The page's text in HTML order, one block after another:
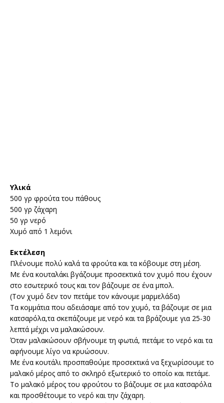
Υλικά
500 γρ φρούτα του πάθους
500 γρ ζάχαρη
50 γρ νερό
Χυμό από 1 λεμόνι
Εκτέλεση
Πλένουμε πολύ καλά τα φρούτα και τα κόβουμε στη μέση.
Με ένα κουταλάκι βγάζουμε προσεκτικά τον χυμό που έχουν
στο εσωτερικό τους και τον βάζουμε σε ένα μπολ.
(Τον χυμό δεν τον πετάμε τον κάνουμε μαρμελάδα)
Τα κομμάτια που αδειάσαμε από τον χυμό, τα βάζουμε σε μια
κατσαρόλα,τα σκεπάζουμε με νερό και τα βράζουμε για 25-30
λεπτά μέχρι να μαλακώσουν.
Όταν μαλακώσουν σβήνουμε τη φωτιά, πετάμε το νερό και τα
αφήνουμε λίγο να κρυώσουν.
Με ένα κουτάλι προσπαθούμε προσεκτικά να ξεχωρίσουμε το
μαλακό μέρος από το σκληρό εξωτερικό το οποίο και πετάμε.
Το μαλακό μέρος του φρούτου το βάζουμε σε μια κατσαρόλα
και προσθέτουμε το νερό και την ζάχαρη.